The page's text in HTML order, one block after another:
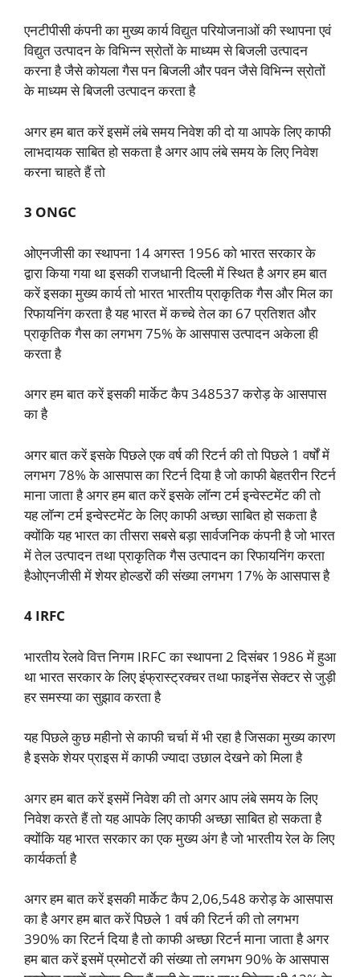
एनटीपीसी कंपनी का मुख्य कार्य विद्युत परियोजनाओं की स्थापना एवं
विद्युत उत्पादन के विभिन्न स्रोतों के माध्यम से बिजली उत्पादन
करना है जैसे कोयला गैस पन बिजली और पवन जैसे विभिन्न स्रोतों
के माध्यम से बिजली उत्पादन करता है
अगर हम बात करें इसमें लंबे समय निवेश की दो या आपके लिए काफी
लाभदायक साबित हो सकता है अगर आप लंबे समय के लिए निवेश
करना चाहते हैं तो
3 ONGC
ओएनजीसी का स्थापना 14 अगस्त 1956 को भारत सरकार के
द्वारा किया गया था इसकी राजधानी दिल्ली में स्थित है अगर हम बात
करें इसका मुख्य कार्य तो भारत भारतीय प्राकृतिक गैस और मिल का
रिफायनिंग करता है यह भारत में कच्चे तेल का 67 प्रतिशत और
प्राकृतिक गैस का लगभग 75% के आसपास उत्पादन अकेला ही
करता है
अगर हम बात करें इसकी मार्केट कैप 348537 करोड़ के आसपास
का है
अगर बात करें इसके पिछले एक वर्ष की रिटर्न की तो पिछले 1 वर्षों में
लगभग 78% के आसपास का रिटर्न दिया है जो काफी बेहतरीन रिटर्न
माना जाता है अगर हम बात करें इसके लॉन्ग टर्म इन्वेस्टमेंट की तो
यह लॉन्ग टर्म इन्वेस्टमेंट के लिए काफी अच्छा साबित हो सकता है
क्योंकि यह भारत का तीसरा सबसे बड़ा सार्वजनिक कंपनी है जो भारत
में तेल उत्पादन तथा प्राकृतिक गैस उत्पादन का रिफायनिंग करता
हैओएनजीसी में शेयर होल्डरों की संख्या लगभग 17% के आसपास है
4 IRFC
भारतीय रेलवे वित्त निगम IRFC का स्थापना 2 दिसंबर 1986 में हुआ
था भारत सरकार के लिए इंफ्रास्ट्रक्चर तथा फाइनेंस सेक्टर से जुड़ी
हर समस्या का सुझाव करता है
यह पिछले कुछ महीनो से काफी चर्चा में भी रहा है जिसका मुख्य कारण
है इसके शेयर प्राइस में काफी ज्यादा उछाल देखने को मिला है
अगर हम बात करें इसमें निवेश की तो अगर आप लंबे समय के लिए
निवेश करते हैं तो यह आपके लिए काफी अच्छा साबित हो सकता है
क्योंकि यह भारत सरकार का एक मुख्य अंग है जो भारतीय रेल के लिए
कार्यकर्ता है
अगर हम बात करें इसकी मार्केट कैप 2,06,548 करोड़ के आसपास
का है अगर हम बात करें पिछले 1 वर्ष की रिटर्न की तो लगभग
390% का रिटर्न दिया है तो काफी अच्छा रिटर्न माना जाता है अगर
हम बात करें इसमें प्रमोटरों की संख्या तो लगभग 90% के आसपास